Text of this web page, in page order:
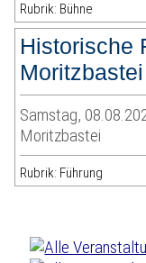
Rubrik: Bühne
Historische
Moritzbastei
Samstag,
Moritzbastei
Rubrik: Führung